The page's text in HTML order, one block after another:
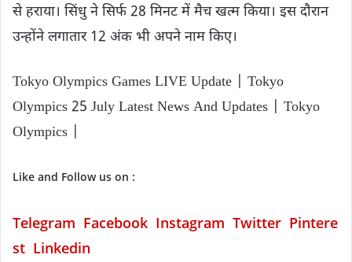
से हराया। सिंधु ने सिर्फ 28 मिनट में मैच खत्म किया। इस दौरान
उन्होंने लगातार 12 अंक भी अपने नाम किए।
Tokyo Olympics Games LIVE Update | Tokyo
Olympics 25 July Latest News And Updates | Tokyo
Olympics |
Like and Follow us on :
Telegram Facebook Instagram Twitter Pintere
st Linkedin